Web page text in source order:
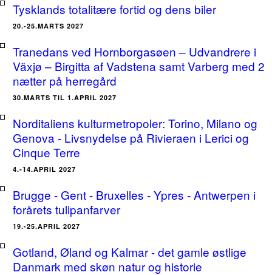
Tysklands totalitære fortid og dens biler
20.-25.MARTS 2027
Tranedans ved Hornborgasøen – Udvandrere i
Växjø – Birgitta af Vadstena samt Varberg med 2
nætter på herregård
30.MARTS TIL 1.APRIL 2027
Norditaliens kulturmetropoler: Torino, Milano og
Genova - Livsnydelse på Rivieraen i Lerici og
Cinque Terre
4.-14.APRIL 2027
Brugge - Gent - Bruxelles - Ypres - Antwerpen i
forårets tulipanfarver
19.-25.APRIL 2027
Gotland, Øland og Kalmar - det gamle østlige
Danmark med skøn natur og historie